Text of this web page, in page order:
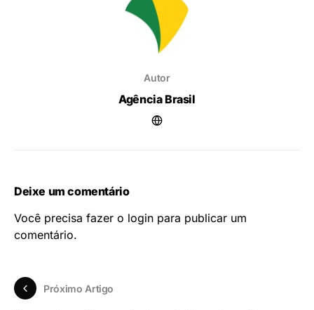
Autor
Agência Brasil
Deixe um comentário
Você precisa fazer o login para publicar um
comentário.
Próximo Artigo